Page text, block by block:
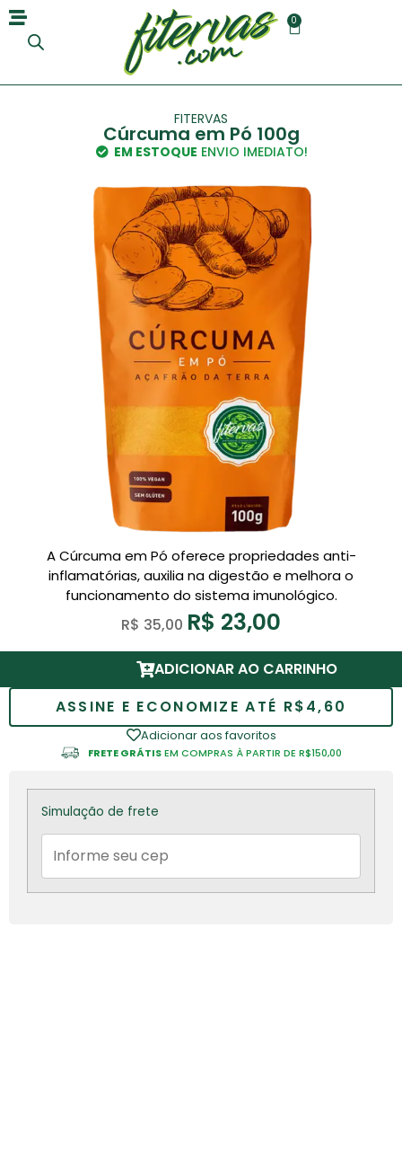
0
FITERVAS
Cúrcuma em Pó 100g
EM ESTOQUE ENVIO IMEDIATO!
A Cúrcuma em Pó oferece propriedades anti-
inflamatórias, auxilia na digestão e melhora o
funcionamento do sistema imunológico.
R$ 35,00 R$ 23,00
ADICIONAR AO CARRINHO
ASSINE E ECONOMIZE ATÉ R$4,60
Adicionar aos favoritos
FRETE GRÁTISEM COMPRAS À PARTIR DE R$150,00
Simulação de frete